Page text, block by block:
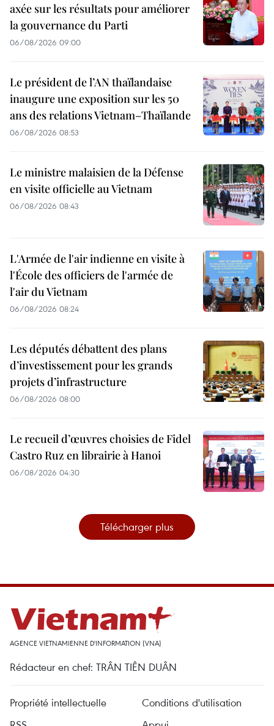
axée sur les résultats pour améliorer
la gouvernance du Parti
06/08/2026 09:00
Le président de l’AN thaïlandaise
inaugure une exposition sur les 50
ans des relations Vietnam–Thaïlande
06/08/2026 08:53
Le ministre malaisien de la Défense
en visite officielle au Vietnam
06/08/2026 08:43
L'Armée de l'air indienne en visite à
l'École des officiers de l'armée de
l'air du Vietnam
06/08/2026 08:24
Les députés débattent des plans
d’investissement pour les grands
projets d’infrastructure
06/08/2026 08:00
Le recueil d’œuvres choisies de Fidel
Castro Ruz en librairie à Hanoi
06/08/2026 04:30
Télécharger plus
AGENCE VIETNAMIENNE D'INFORMATION (VNA)
Rédacteur en chef: TRÂN TIÊN DUÂN
Propriété intellectuelle
Conditions d'utilisation